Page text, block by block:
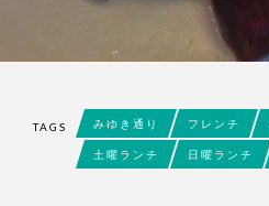
TAGS みゆき通り フレンチ
土曜ランチ 日曜ランチ